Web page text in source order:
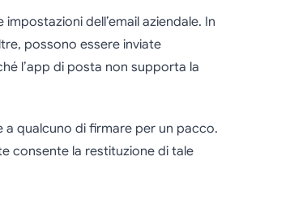
dell’email aziendale. In
possono essere inviate
l’app di posta non supporta la
a qualcuno di firmare per un pacco.
consente la restituzione di tale